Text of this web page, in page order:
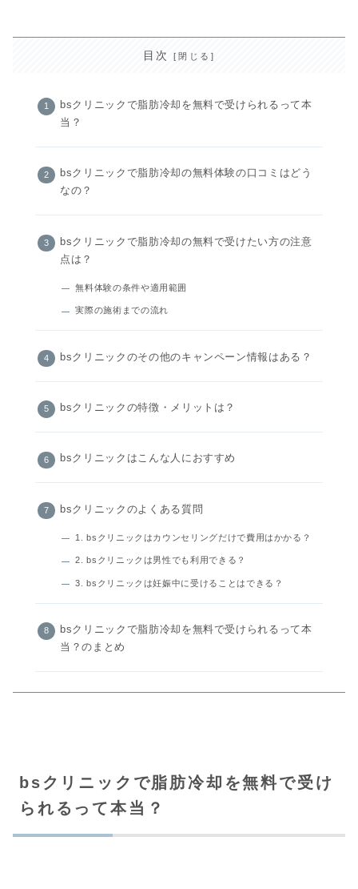
目次
bsクリニックで脂肪冷却を無料で受けられるって本
当？
bsクリニックで脂肪冷却の無料体験の口コミはどう
なの？
bsクリニックで脂肪冷却の無料で受けたい方の注意
点は？
無料体験の条件や適用範囲
実際の施術までの流れ
bsクリニックのその他のキャンペーン情報はある？
bsクリニックの特徴・メリットは？
bsクリニックはこんな人におすすめ
bsクリニックのよくある質問
1. bsクリニックはカウンセリングだけで費用はかかる？
2. bsクリニックは男性でも利用できる？
3. bsクリニックは妊娠中に受けることはできる？
bsクリニックで脂肪冷却を無料で受けられるって本
当？のまとめ
bsクリニックで脂肪冷却を無料で受け
られるって本当？